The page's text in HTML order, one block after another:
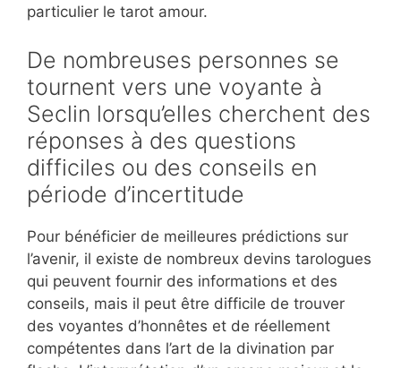
particulier le tarot amour.
De nombreuses personnes se
tournent vers une voyante à
Seclin lorsqu’elles cherchent des
réponses à des questions
difficiles ou des conseils en
période d’incertitude
Pour bénéficier de meilleures prédictions sur
l’avenir, il existe de nombreux devins tarologues
qui peuvent fournir des informations et des
conseils, mais il peut être difficile de trouver
des voyantes d’honnêtes et de réellement
compétentes dans l’art de la divination par